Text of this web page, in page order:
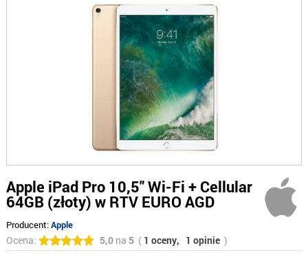
Apple iPad Pro 10,5" Wi-Fi + Cellular
64GB (złoty) w RTV EURO AGD
Producent:Apple
Ocena: 5,0na 5( 1 oceny, 1 opinie )